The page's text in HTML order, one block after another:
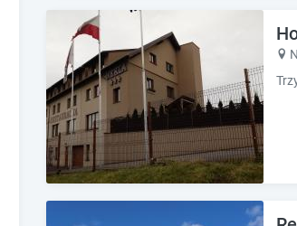
e
s
t
i
o
m
a
r
k